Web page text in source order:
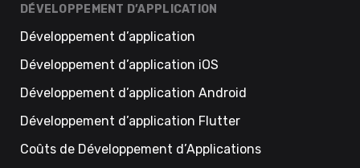
DÉVELOPPEMENT D’APPLICATION
Développement d’application
Développement d’application iOS
Développement d’application Android
Développement d’application Flutter
Coûts de Développement d’Applications